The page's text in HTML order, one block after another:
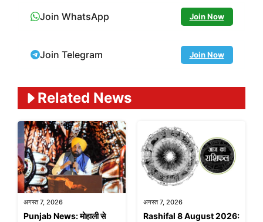
Join WhatsApp Join Now
Join Telegram Join Now
Related News
अगस्त 7, 2026
Punjab News: मोहाली से
अगस्त 7, 2026
Rashifal 8 August 2026: